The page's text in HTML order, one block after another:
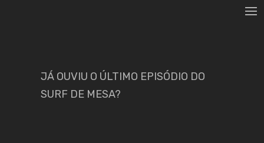
JÁ OUVIU O ÚLTIMO EPISÓDIO DO
SURF DE MESA?